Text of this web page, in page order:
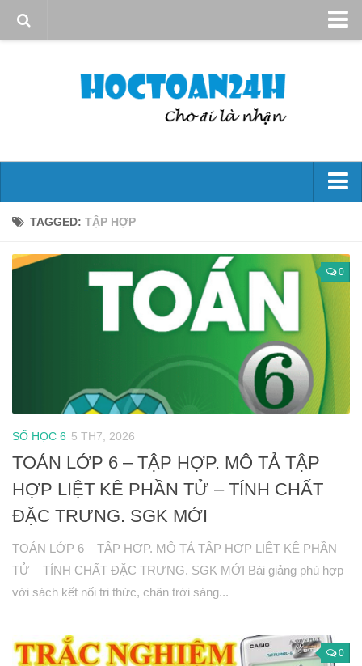
Quy định sử dụng
Đại số 10
Hs bậc nhất và bậc hai
Phương trình và hệ phương trình
Bất đẳng thức và bất Pt
Véctơ
Tích vô hướng của hai véctơ và ứng dụng
PT đường thẳng trong mặt phẳng
Phương pháp tọa độ trong mặt phẳng
PT đường tròn
PT đường elip
Đại số 11
Phương trình lượng giác
Dãy số- CSC – CSN
TAGGED: TẬP HỢP
0
SỐ HỌC 6 5 TH7, 2026
TOÁN LỚP 6 – TẬP HỢP. MÔ TẢ TẬP
HỢP LIỆT KÊ PHẦN TỬ – TÍNH CHẤT
ĐẶC TRƯNG. SGK MỚI
TOÁN LỚP 6 – TẬP HỢP. MÔ TẢ TẬP HỢP LIỆT KÊ PHẦN
TỬ – TÍNH CHẤT ĐẶC TRƯNG. SGK MỚI Bài giảng phù hợp
với sách kết nối tri thức, chân trời sáng...
0